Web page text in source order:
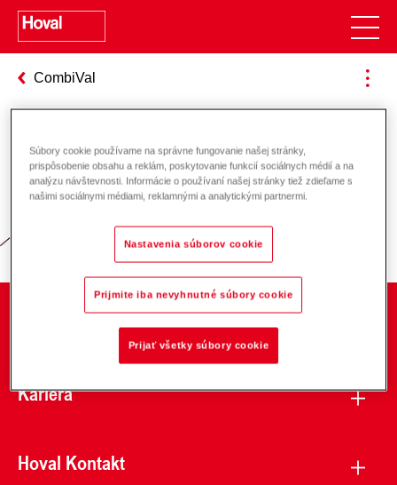
CombiVal
Zodpovednosť za energiu a životné
prostredie
O spoločnosti
Kariéra
Hoval Kontakt
Súbory cookie používame na správne fungovanie našej stránky,
prispôsobenie obsahu a reklám, poskytovanie funkcií sociálnych médií a na
analýzu návštevnosti. Informácie o používaní našej stránky tiež zdieľame s
našimi sociálnymi médiami, reklamnými a analytickými partnermi.
Nastavenia súborov cookie
Prijmite iba nevyhnutné súbory cookie
Prijať všetky súbory cookie